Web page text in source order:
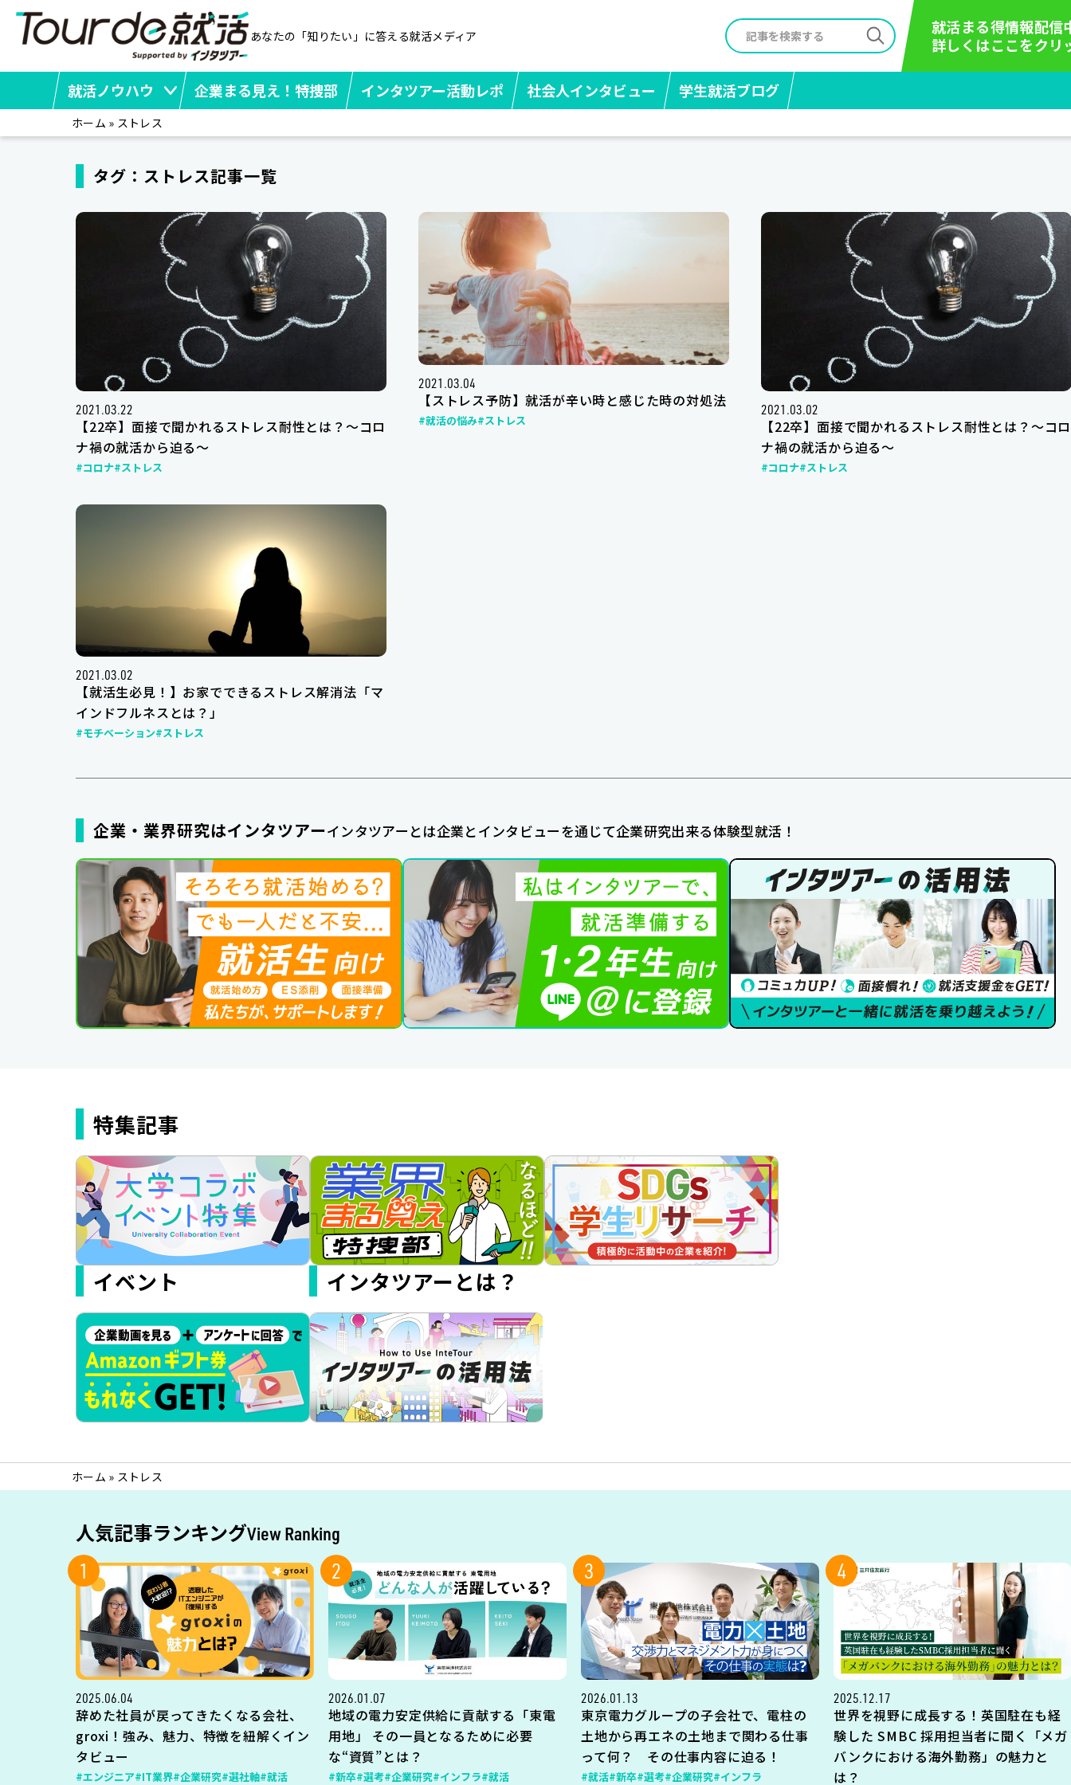
あなたの「知りたい」に答える就活メディア
就活まる得情報配信
詳しくはここをクリ
就活ノウハウ 企業まる見え！特捜部 インタツアー活動レポ 社会人インタビュー 学生就活ブログ
ホーム » ストレス
タグ：ストレス記事一覧
2021.03.22
【22卒】面接で聞かれるストレス耐性とは？～コロ
ナ禍の就活から迫る～
#コロナ#ストレス
2021.03.04
【ストレス予防】就活が辛い時と感じた時の対処法
#就活の悩み#ストレス
2021.03.02
【22卒】面接で聞かれるストレス耐性とは？～コロ
ナ禍の就活から迫る～
#コロナ#ストレス
2021.03.02
【就活生必見！】お家でできるストレス解消法「マ
インドフルネスとは？」
#モチベーション#ストレス
企業・業界研究はインタツアーインタツアーとは企業とインタビューを通じて企業研究出来る体験型就活！
特集記事
イベント インタツアーとは？
ホーム » ストレス
人気記事ランキングView Ranking
1
2025.06.04
辞めた社員が戻ってきたくなる会社、
groxi！強み、魅力、特徴を紐解くイン
タビュー
#エンジニア#IT業界#企業研究#選社軸#就活
2
2026.01.07
地域の電力安定供給に貢献する「東電
用地」 その一員となるために必要
な“資質”とは？
#新卒#選考#企業研究#インフラ#就活
3
2026.01.13
東京電力グループの子会社で、電柱の
土地から再エネの土地まで関わる仕事
って何？ その仕事内容に迫る！
#就活#新卒#選考#企業研究#インフラ
4
2025.12.17
世界を視野に成長する！英国駐在も経
験した SMBC 採用担当者に聞く「メガ
バンクにおける海外勤務」の魅力と
は？